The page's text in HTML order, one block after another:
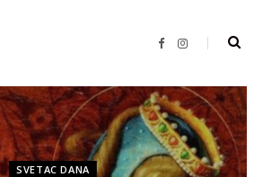
F
b
o
o
k
I
a
g
r
a
m
SVETAC DANA